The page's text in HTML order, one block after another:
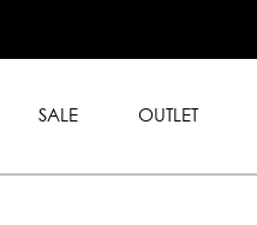
SALE OUTLET